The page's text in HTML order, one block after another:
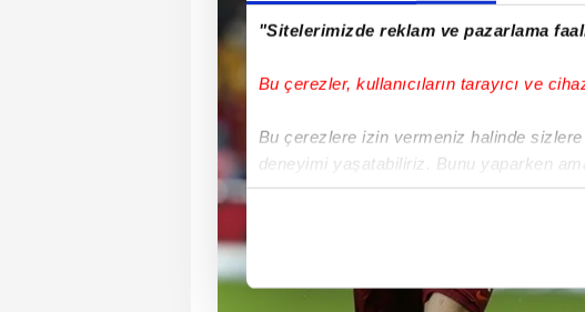
"Sitelerimizde reklam ve pazarlama
Bu çerezler, kullanıcıların tarayıcı ve
Bu çerezlere izin vermeniz halinde
deneyimi yaşatabiliriz. Bunu yaparken
içerikleri sunabilmek adına elimizden